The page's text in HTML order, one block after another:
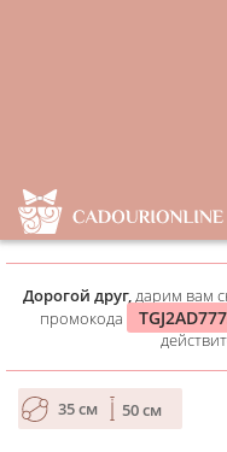
Дорогой друг,дарим вам
промокода
35 см 50 см